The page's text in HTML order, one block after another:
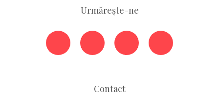
Urmărește-ne
Contact